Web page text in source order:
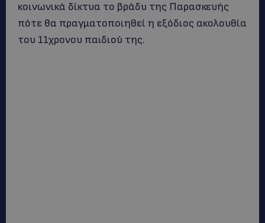
κοινωνικά δίκτυα το βράδυ της Παρασκευής
πότε θα πραγματοποιηθεί η εξόδιος ακολουθία
του 11χρονου παιδιού της.